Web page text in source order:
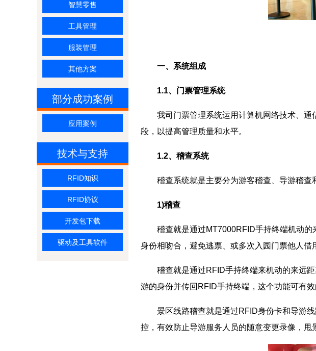
智慧零售
工具管理
服装管理
其他方案
部分成功案例
应用案例
技术与支持
RFID知识
RFID协议
开发包下载
驱动及工具软件
一、系统组成
1.1、门票管理系统
我司门票管理系统运用计算机网络技术、通
段，以提高管理质量和水平。
1.2、稽查系统
稽查系统就是主要分为游客稽查、导游稽查
1)稽查
稽查就是通过MT7000RFID手持终端机动的
身份相吻合，避免逃票、或多次入园门票他人借
稽查就是通过RFID手持终端来机动的来远距
游的身份并传回RFID手持终端，这个功能可有
景区线路稽查就是通过RFID身份卡和导游线
控，有效防止导游服务人员的随意变更录像，甩